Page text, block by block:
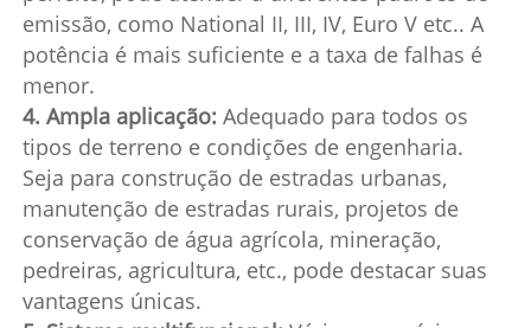
emissão, como National II, III, IV, Euro V etc.. A
potência é mais suficiente e a taxa de falhas é
menor.
4. Ampla aplicação: Adequado para todos os
tipos de terreno e condições de engenharia.
Seja para construção de estradas urbanas,
manutenção de estradas rurais, projetos de
conservação de água agrícola, mineração,
pedreiras, agricultura, etc., pode destacar suas
vantagens únicas.